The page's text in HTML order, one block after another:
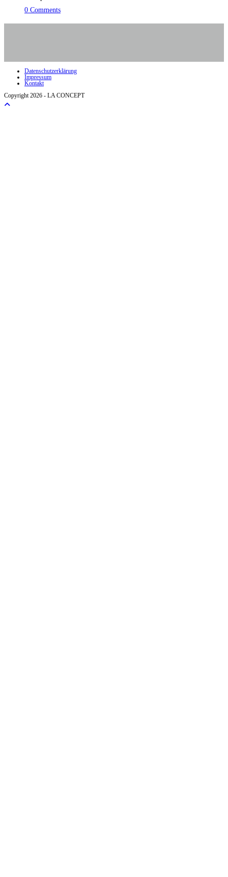
0 Comments
Datenschutzerklärung
Impressum
Kontakt
Copyright 2026 - LA CONCEPT